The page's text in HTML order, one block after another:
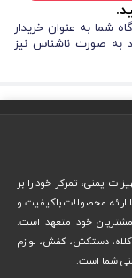
شما به عنوان خریدار
به صورت ناشناس نیز
ایمنی، تمرکز خود را بر
ارائه محصولات باکیفیت و
خود متعهد است.
کلاه، دستکش، کفش، لوازم
شما است.